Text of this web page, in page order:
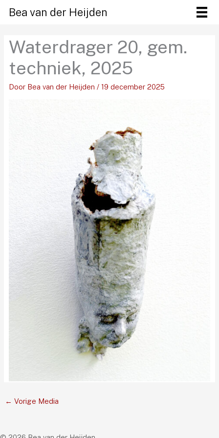
naar
inhoud
Bea van der Heijden
Waterdrager 20, gem.
techniek, 2025
Door Bea van der Heijden / 19 december 2025
← Vorige Media